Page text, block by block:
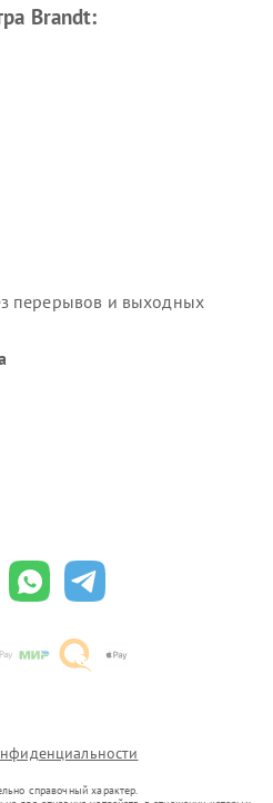
Brandt:
перерывов и выходных
справочный характер.